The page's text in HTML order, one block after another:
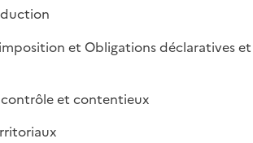
et Obligations déclaratives et
et contentieux